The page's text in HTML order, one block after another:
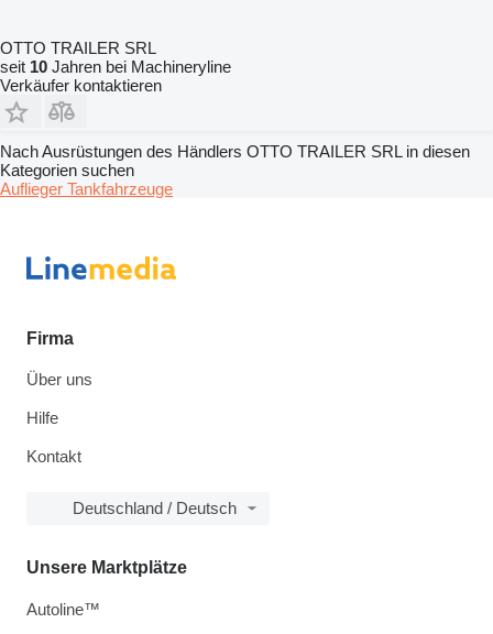
OTTO TRAILER SRL
seit 10 Jahren bei Machineryline
Verkäufer kontaktieren
Nach Ausrüstungen des Händlers OTTO TRAILER SRL in diesen
Kategorien suchen
Auflieger Tankfahrzeuge
Firma
Über uns
Hilfe
Kontakt
Deutschland / Deutsch
Unsere Marktplätze
Autoline™